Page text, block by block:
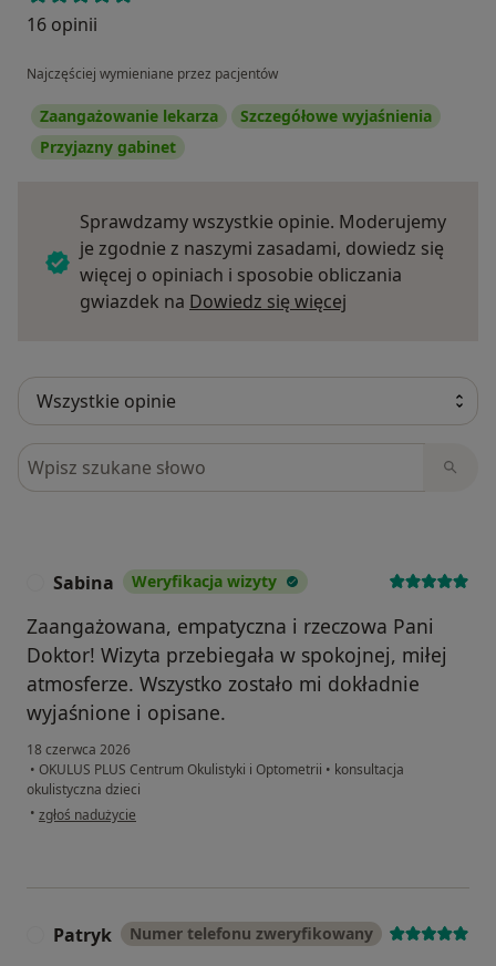
16 opinii
Najczęściej wymieniane przez pacjentów
Zaangażowanie lekarza
Szczegółowe wyjaśnienia
Przyjazny gabinet
Sprawdzamy wszystkie opinie. Moderujemy
je zgodnie z naszymi zasadami, dowiedz się
więcej o opiniach i sposobie obliczania
gwiazdek na Dowiedz się więcej
Szukaj w opiniach
Sabina Weryfikacja wizyty
Zaangażowana, empatyczna i rzeczowa Pani
Doktor! Wizyta przebiegała w spokojnej, miłej
atmosferze. Wszystko zostało mi dokładnie
wyjaśnione i opisane.
18 czerwca 2026
• OKULUS PLUS Centrum Okulistyki i Optometrii • konsultacja
okulistyczna dzieci
• w opinii użytkownika Sabina
zgłoś nadużycie
Patryk Numer telefonu zweryfikowany